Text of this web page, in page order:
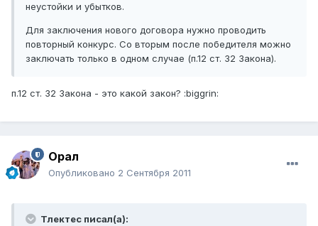
неустойки и убытков.
Для заключения нового договора нужно проводить
повторный конкурс. Со вторым после победителя можно
заключать только в одном случае (п.12 ст. 32 Закона).
п.12 ст. 32 Закона - это какой закон? :biggrin:
Орал
Опубликовано 2 Сентября 2011
Тлектес писал(а):